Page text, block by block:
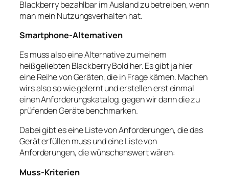
Blackberry bezahlbar im Ausland zu betreiben, wenn
man mein Nutzungsverhalten hat.
Smartphone-Alternativen
Es muss also eine Alternative zu meinem
heißgeliebten Blackberry Bold her. Es gibt ja hier
eine Reihe von Geräten, die in Frage kämen. Machen
wirs also so wie gelernt und erstellen erst einmal
einen Anforderungskatalog, gegen wir dann die zu
prüfenden Geräte benchmarken.
Dabei gibt es eine Liste von Anforderungen, die das
Gerät erfüllen muss und eine Liste von
Anforderungen, die wünschenswert wären:
Muss-Kriterien